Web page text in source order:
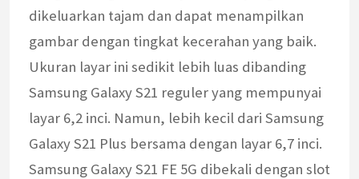
dikeluarkan tajam dan dapat menampilkan
gambar dengan tingkat kecerahan yang baik.
Ukuran layar ini sedikit lebih luas dibanding
Samsung Galaxy S21 reguler yang mempunyai
layar 6,2 inci. Namun, lebih kecil dari Samsung
Galaxy S21 Plus bersama dengan layar 6,7 inci.
Samsung Galaxy S21 FE 5G dibekali dengan slot